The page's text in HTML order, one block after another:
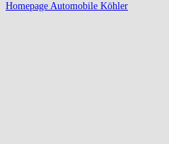
Homepage Automobile Köhler